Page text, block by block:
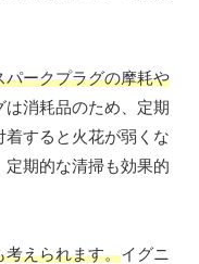
ークプラグの摩耗や
は消耗品のため、定期
すると火花が弱くな
定期的な清掃も効果的
考えられます。イグニ